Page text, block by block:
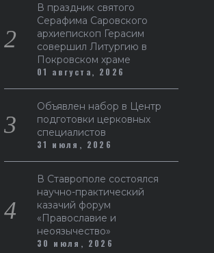
В праздник святого
Серафима Саровского
архиепископ Герасим
совершил Литургию в
Покровском храме
01 августа, 2026
Объявлен набор в Центр
подготовки церковных
специалистов
31 июля, 2026
В Ставрополе состоялся
научно-практический
казачий форум
«Православие и
неоязычество»
30 июля, 2026